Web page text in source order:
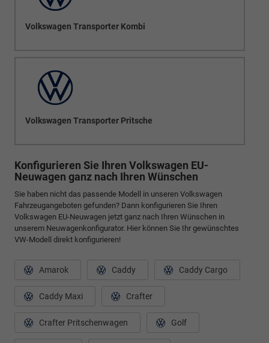
Volkswagen Transporter Kombi
Volkswagen Transporter Pritsche
Konfigurieren Sie Ihren Volkswagen EU-
Neuwagen ganz nach Ihren Wünschen
Sie haben nicht das passende Modell in unseren Volkswagen
Fahrzeugangeboten gefunden? Dann konfigurieren Sie Ihren
Volkswagen EU-Neuwagen jetzt ganz nach Ihren Wünschen in
unserem Neuwagenkonfigurator. Hier können Sie Ihr gewünschtes
VW-Modell direkt konfigurieren!
Amarok Caddy Caddy Cargo
Caddy Maxi Crafter
Crafter Pritschenwagen Golf